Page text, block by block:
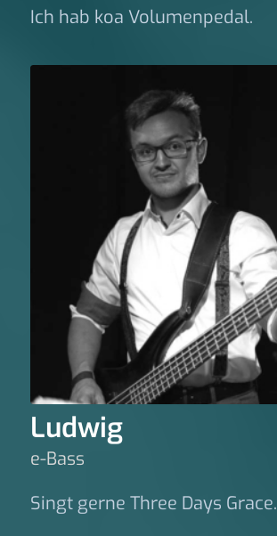
Ich hab koa Volumenpedal.
Ludwig
e-Bass
Singt gerne Three Days Grace.